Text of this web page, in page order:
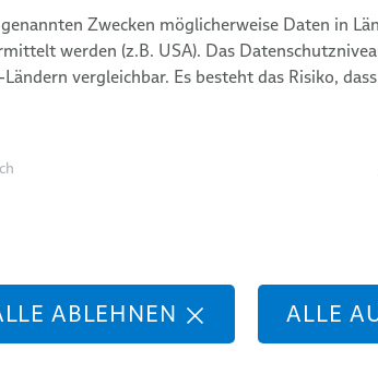
Logistik
FST Konfigurator
Für Vakuumanwendungen
Die Halbleiterindustrie stellt
Leitungen. Ein außerordentlich
Reinigungsprozeduren,
Zwecken möglicherweise Daten in
werden (z.B. USA). Das
vergleichbar. Es besteht das Risiko,
ABLEHNEN ALLE